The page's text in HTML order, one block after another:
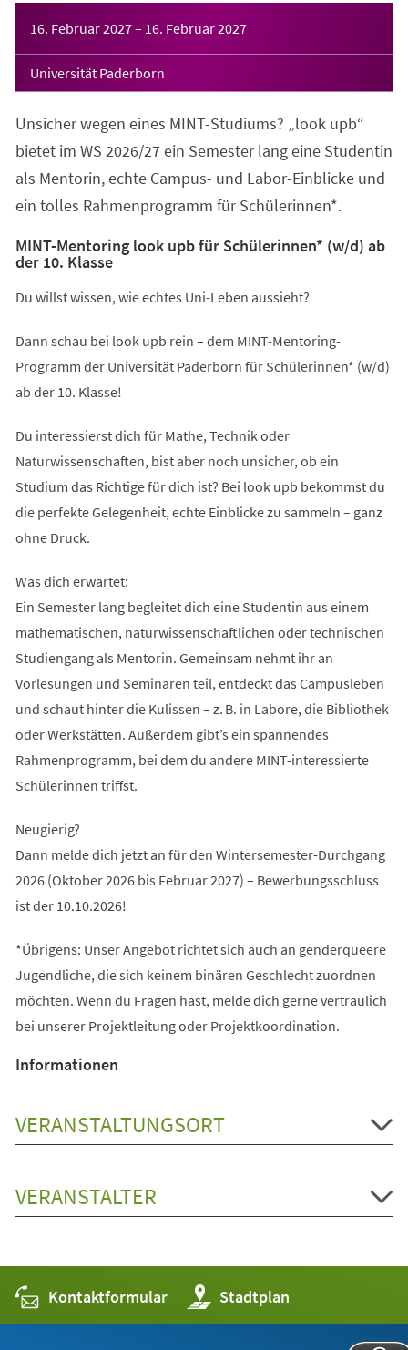
16. Februar 2027– 16. Februar 2027
Universität Paderborn
Unsicher wegen eines MINT-Studiums? „look upb“
bietet im WS 2026/27 ein Semester lang eine Studentin
als Mentorin, echte Campus- und Labor-Einblicke und
ein tolles Rahmenprogramm für Schülerinnen*.
MINT-Mentoring look upb für Schülerinnen* (w/d) ab
der 10. Klasse
Du willst wissen, wie echtes Uni-Leben aussieht?
Dann schau bei look upb rein – dem MINT-Mentoring-
Programm der Universität Paderborn für Schülerinnen* (w/d)
ab der 10. Klasse!
Du interessierst dich für Mathe, Technik oder
Naturwissenschaften, bist aber noch unsicher, ob ein
Studium das Richtige für dich ist? Bei look upb bekommst du
die perfekte Gelegenheit, echte Einblicke zu sammeln – ganz
ohne Druck.
Was dich erwartet:
Ein Semester lang begleitet dich eine Studentin aus einem
mathematischen, naturwissenschaftlichen oder technischen
Studiengang als Mentorin. Gemeinsam nehmt ihr an
Vorlesungen und Seminaren teil, entdeckt das Campusleben
und schaut hinter die Kulissen – z. B. in Labore, die Bibliothek
oder Werkstätten. Außerdem gibt’s ein spannendes
Rahmenprogramm, bei dem du andere MINT-interessierte
Schülerinnen triffst.
Neugierig?
Dann melde dich jetzt an für den Wintersemester-Durchgang
2026 (Oktober 2026 bis Februar 2027) – Bewerbungsschluss
ist der 10.10.2026!
*Übrigens: Unser Angebot richtet sich auch an genderqueere
Jugendliche, die sich keinem binären Geschlecht zuordnen
möchten. Wenn du Fragen hast, melde dich gerne vertraulich
bei unserer Projektleitung oder Projektkoordination.
Informationen
VERANSTALTUNGSORT
VERANSTALTER
Kontaktformular Stadtplan
(Öffnet
in
einem